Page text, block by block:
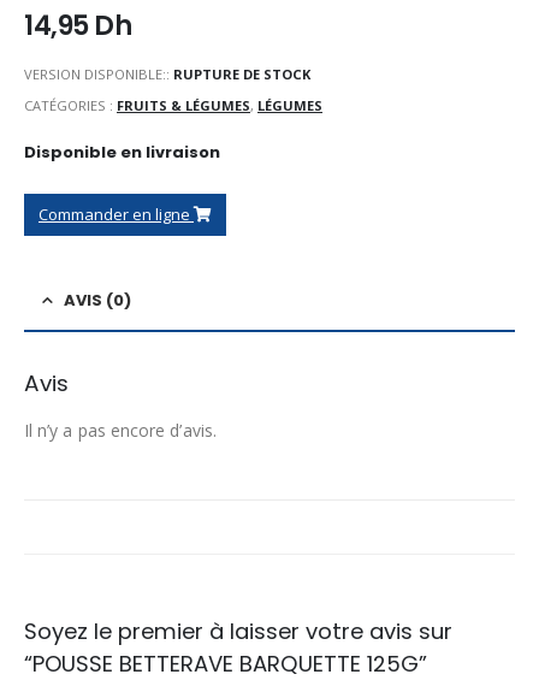
14,95Dh
VERSION DISPONIBLE:: RUPTURE DE STOCK
CATÉGORIES : FRUITS & LÉGUMES, LÉGUMES
Disponible en livraison
Commander en ligne
AVIS (0)
Avis
Il n’y a pas encore d’avis.
Soyez le premier à laisser votre avis sur
“POUSSE BETTERAVE BARQUETTE 125G”